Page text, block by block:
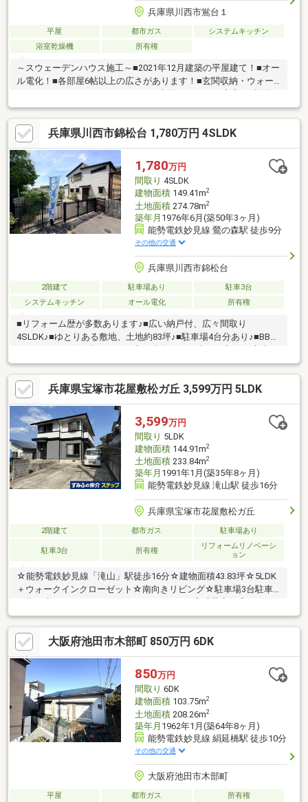
兵庫県川西市鴬台１
平屋 都市ガス
システムキッチン
浴室乾燥機
所有権
～スウェーデンハウス施工～■2021年12月建築の平屋建て！■オー
ル電化！■各部屋6帖以上の広さがあります！■玄関収納・ウォー
にIHクッキングヒーター・洗浄 便座・追炊機能等■室内、大変綺
麗に使用されています！■周辺は閑静な住宅街です！～阪神間北
摂で12店舗、東証上場のウィルで安心取引！～ウィル不動産販売
川西営業所は、阪急「川西能勢口」駅から徒歩1分。駐車場完備、
キッズスペースもあるのでぜひご家族皆さまでお越しください。
兵庫県川西市錦松台 1,780万円 4SLDK
1,780万円
間取り 4SLDK
建物面積149.41m2
土地面積274.78m2
築年月 1976年6月(築50年3ヶ月)
能勢電鉄妙見線 鶯の森駅 徒歩9分
その他の交通
兵庫県川西市錦松台
2階建て 駐車場あり
駐車3台
システムキッチン
オール電化 所有権
■リフォーム歴が多数あります♪■広い納戸付、広々間取り
4SLDK♪■ゆとりある敷地、土地約83坪♪■駐車場4台分あり♪■BBQ
外壁等リフォーム履歴あり♪■LDK広々20帖♪■室内丁寧にお使いで
す♪
兵庫県宝塚市花屋敷松ガ丘 3,599万円 5LDK
3,599万円
間取り 5LDK
建物面積144.91m2
土地面積233.84m2
築年月 1991年1月(築35年8ヶ月)
能勢電鉄妙見線 滝山駅 徒歩16分
兵庫県宝塚市花屋敷松ガ丘
2階建て 都市ガス 駐車場あり
駐車3台 所有権
リフォームリノベーシ
ョン
☆能勢電鉄妙見線「滝山」駅徒歩16分☆建物面積43.83坪☆5LDK
＋ウォークインクローゼット☆南向きリビング☆駐車場3台駐車
ムキッチン・ユニットバス・トイレ・洗面化粧台交換 ◎外壁・
屋根塗装、シロアリ防除工事 ◎全室床材上張り、全室クロス張
替、畳表替、障子襖張替え ◎火災警報器新設、インターホン新
設
大阪府池田市木部町 850万円 6DK
850万円
間取り 6DK
建物面積103.75m2
土地面積208.26m2
築年月 1962年1月(築64年8ヶ月)
能勢電鉄妙見線 絹延橋駅 徒歩10分
その他の交通
大阪府池田市木部町
平屋 都市ガス 所有権